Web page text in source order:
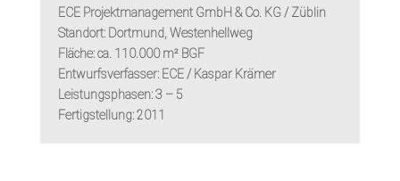
ECE Projektmanagement GmbH & Co. KG / Züblin
Standort:Dortmund, Westenhellweg
Fläche:ca. 110.000 m² BGF
Entwurfsverfasser:ECE / Kaspar Krämer
Leistungsphasen:3 – 5
Fertigstellung:2011